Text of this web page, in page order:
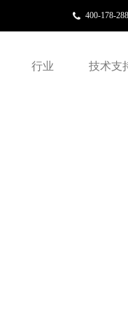
400-178-
行业 技术支